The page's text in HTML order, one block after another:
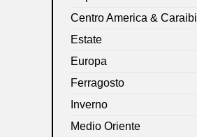
Centro America & Caraibi
Estate
Europa
Ferragosto
Inverno
Medio Oriente